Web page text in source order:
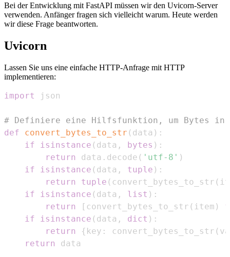
Bei der Entwicklung mit FastAPI müssen wir den Uvicorn-Server
verwenden. Anfänger fragen sich vielleicht warum. Heute werden
wir diese Frage beantworten.
Uvicorn
Lassen Sie uns eine einfache HTTP-Anfrage mit HTTP
implementieren:
import
# Definiere eine Hilfsfunktion, um Bytes in
def
convert_bytes_to_str ( data ) :
if
isinstance ( data , bytes ) :
return
data . decode ( 'utf-8' )
if
isinstance ( data , tuple ) :
return
tuple ( convert_bytes_to_str (
if
isinstance ( data , list ) :
return
[ convert_bytes_to_str ( item )
if
isinstance ( data , dict ) :
return
{ key : convert_bytes_to_str (
return